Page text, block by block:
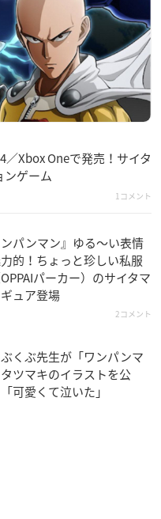
Xbox Oneで発売！サイタ
ンゲーム
1コメント
ンパンマン』ゆる〜い表情
的！ちょっと珍しい私服
パーカー）のサイタマ
ュア登場
2コメント
くぶ先生が「ワンパンマ
ツマキのイラストを公
可愛くて泣いた」